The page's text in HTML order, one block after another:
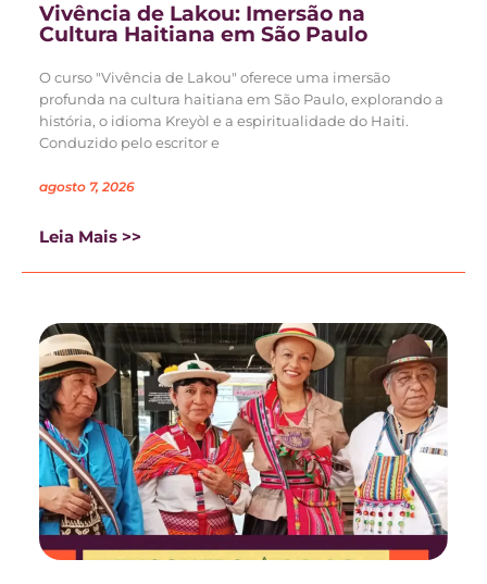
Vivência de Lakou: Imersão na
Cultura Haitiana em São Paulo
O curso "Vivência de Lakou" oferece uma imersão
profunda na cultura haitiana em São Paulo, explorando a
história, o idioma Kreyòl e a espiritualidade do Haiti.
Conduzido pelo escritor e
agosto 7, 2026
Leia Mais >>